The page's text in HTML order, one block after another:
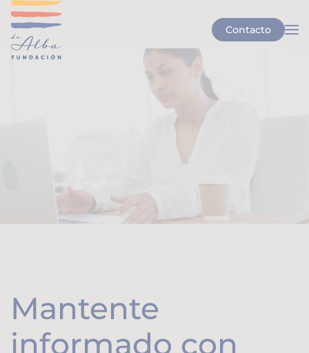
Skip to main content Contacto
Mantente
informado con